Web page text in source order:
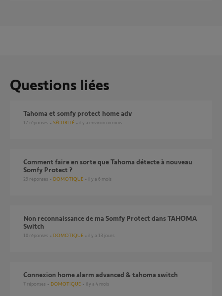
Questions liées
tahoma et somfy protect home adv
17 réponses SÉCURITÉ il y a environ un mois
Comment faire en sorte que Tahoma détecte à nouveau
Somfy Protect ?
29 réponses DOMOTIQUE il y a 6 mois
Non reconnaissance de ma Somfy Protect dans TAHOMA
Switch
10 réponses DOMOTIQUE il y a 13 jours
Connexion home alarm advanced & tahoma switch
7 réponses DOMOTIQUE il y a 4 mois